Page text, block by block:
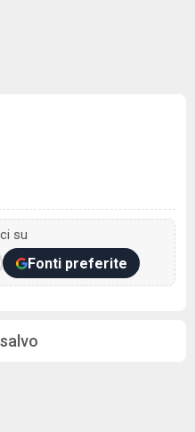
su
Fonti preferite